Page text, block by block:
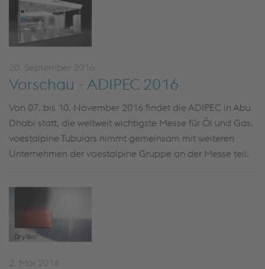
20. September 2016
Vorschau - ADIPEC 2016
Von 07. bis 10. November 2016 findet die ADIPEC in Abu
Dhabi statt, die weltweit wichtigste Messe für Öl und Gas.
voestalpine Tubulars nimmt gemeinsam mit weiteren
Unternehmen der voestalpine Gruppe an der Messe teil.
2. Mai 2016